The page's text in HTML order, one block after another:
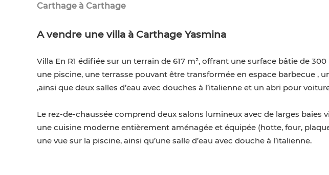
Carthage à Carthage
A vendre une villa à Carthage Yasmina
Villa En R1 édifiée sur un terrain de 617 m², offrant une surface bâtie de 300
une piscine, une terrasse pouvant être transformée en espace barbecue ,
,ainsi que deux salles d’eau avec douches à l’italienne et un abri pour
Le rez-de-chaussée comprend deux salons lumineux avec de larges baies
une cuisine moderne entièrement aménagée et équipée (hotte, four,
une vue sur la piscine, ainsi qu’une salle d’eau avec douche à l’italienne.